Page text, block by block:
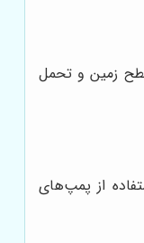
زمین و تحمل
از پمپ‌های